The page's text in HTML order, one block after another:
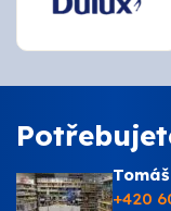
+420